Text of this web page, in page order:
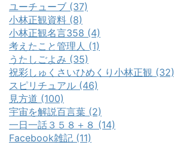
ユーチューブ (37)
小林正観資料 (8)
小林正観名言358 (4)
考えたこと管理人 (1)
うたしごよみ (35)
祝彩しゅくさいひめくり小林正観 (32)
スピリチュアル (46)
見方道 (100)
宇宙を解説百言葉 (2)
一日一話３５８＋８ (14)
Facebook雑記 (11)